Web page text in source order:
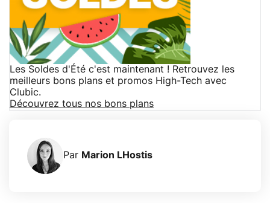
Les Soldes d'Été c'est maintenant ! Retrouvez les
meilleurs bons plans et promos High-Tech avec
Clubic.
Découvrez tous nos bons plans
Par Marion LHostis